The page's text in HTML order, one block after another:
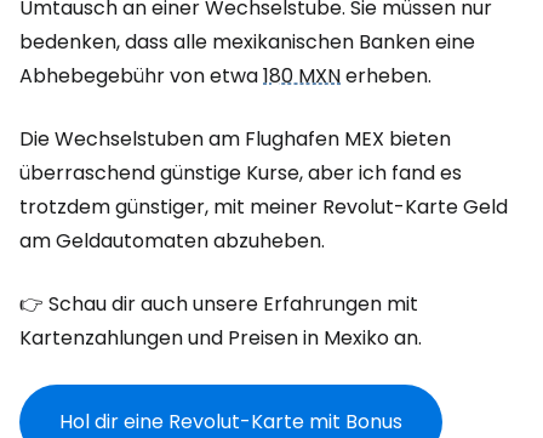
Umtausch an einer Wechselstube. Sie müssen nur
bedenken, dass alle mexikanischen Banken eine
Abhebegebühr von etwa180 MXNerheben.
Die Wechselstuben am Flughafen MEX bieten
überraschend günstige Kurse, aber ich fand es
trotzdem günstiger, mit meiner Revolut-Karte Geld
am Geldautomaten abzuheben.
👉 Schau dir auch unsere Erfahrungen mit
Kartenzahlungen und Preisen in Mexiko an.
Hol dir eine Revolut-Karte mit Bonus